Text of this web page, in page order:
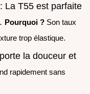
: La T55 est parfaite
Pourquoi ? Son taux
trop élastique.
la douceur et
rapidement sans